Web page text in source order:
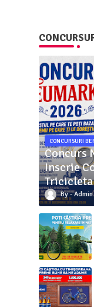
CONCURSURI
Concurs
Inscrie
Admin